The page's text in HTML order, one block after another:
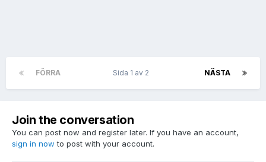
FÖRRA NÄSTA
Sida 1 av 2
Join the conversation
You can post now and register later. If you have an account,
sign in now to post with your account.